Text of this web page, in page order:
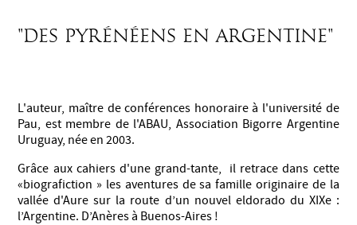
"Des pyrénéens en Argentine"
L'auteur, maître de conférences honoraire à l'université de
Pau, est membre de l'ABAU, Association Bigorre Argentine
Uruguay, née en 2003.
Grâce aux cahiers d'une grand-tante, il retrace dans cette
«biografiction » les aventures de sa famille originaire de la
vallée d'Aure sur la route d’un nouvel eldorado du XIXe :
l’Argentine. D’Anères à Buenos-Aires !